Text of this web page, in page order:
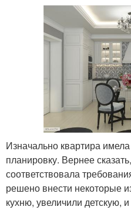
Изначально квартира
планировку. Вернее
соответствовала
решено внести некоторые
кухню, увеличили детскую,